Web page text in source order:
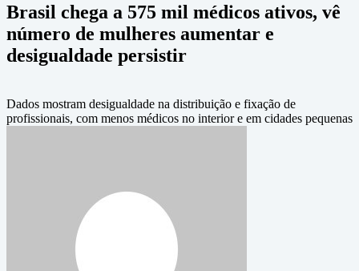
Brasil chega a 575 mil médicos ativos, vê
número de mulheres aumentar e
desigualdade persistir
Dados mostram desigualdade na distribuição e fixação de
profissionais, com menos médicos no interior e em cidades pequenas